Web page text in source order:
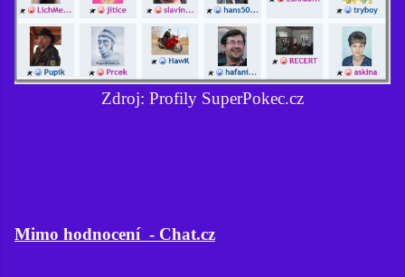
Zdroj: Profily SuperPokec.cz
Mimo hodnocení - Chat.cz